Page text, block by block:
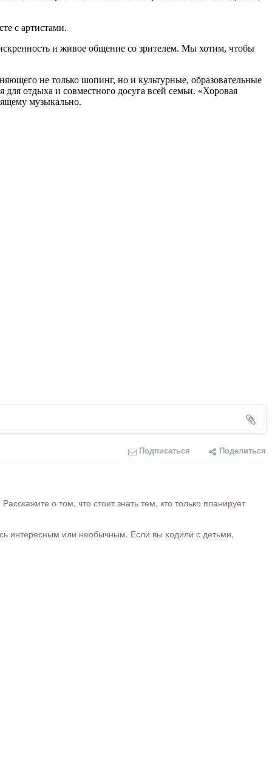
с артистами.
и живое общение со зрителем. Мы хотим, чтобы
не только шопинг, но и культурные, образовательные
отдыха и совместного досуга всей семьи. «Хоровая
музыкально.
Подписаться Поделиться
о том, что стоит знать тем, кто только планирует
интересным или необычным. Если вы ходили с детьми,